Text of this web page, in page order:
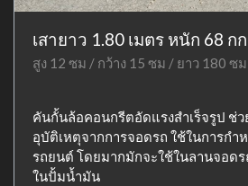
เสายาว 1.80 เมตร หนัก 68 กก
สูง 12 ซม / กว้าง 15 ซม / ยาว 180 ซม
คันกั้นล้อคอนกรีตอัดแรงสำเร็จรูป ช่
อุบัติเหตุจากการจอดรถ ใช้ในการก
รถยนต์ โดยมากมักจะใช้ในลานจอด
ในปั้มน้ำมัน